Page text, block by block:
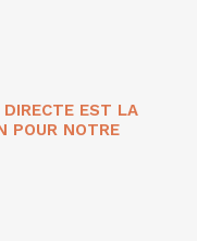
EST LA
POUR NOTRE